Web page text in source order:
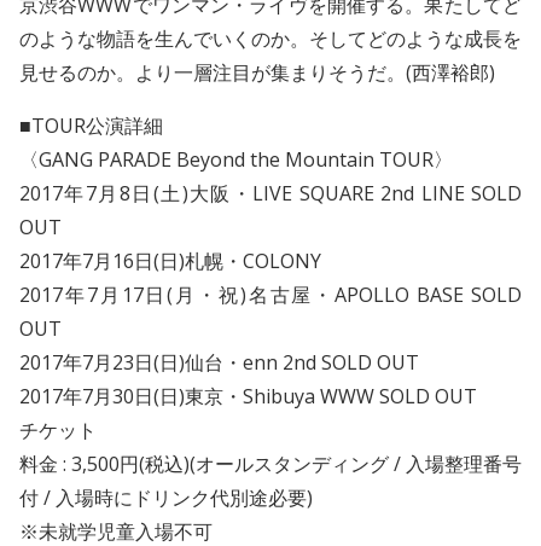
のような物語を生んでいくのか。そしてどのような成長を
見せるのか。より一層注目が集まりそうだ。(西澤裕郎)
■TOUR公演詳細
〈GANG PARADE Beyond the Mountain TOUR〉
2017年7月8日(土)大阪・LIVE SQUARE 2nd LINE SOLD
OUT
2017年7月16日(日)札幌・COLONY
2017年7月17日(月・祝)名古屋・APOLLO BASE SOLD
OUT
2017年7月23日(日)仙台・enn 2nd SOLD OUT
2017年7月30日(日)東京・Shibuya WWW SOLD OUT
チケット
料金 : 3,500円(税込)(オールスタンディング / 入場整理番号
付 / 入場時にドリンク代別途必要)
※未就学児童入場不可